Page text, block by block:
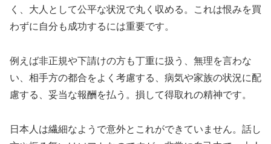
く、大人として公平な状況で丸く収める。これは恨みを買
わずに自分も成功するには重要です。
例えば非正規や下請けの方も丁重に扱う、無理を言わな
い、相手方の都合をよく考慮する、病気や家族の状況に配
慮する、妥当な報酬を払う。損して得取れの精神です。
日本人は繊細なようで意外とこれができていません。話し